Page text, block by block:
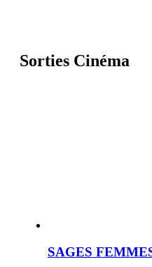
Sorties Cinéma
SAGES